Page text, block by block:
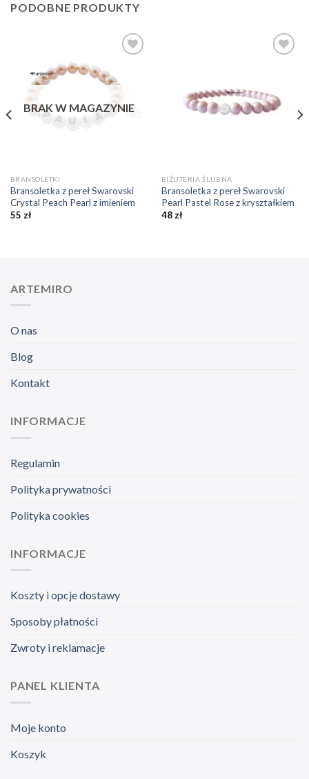
PODOBNE PRODUKTY
ulubionych
❤️
BRAK W MAGAZYNIE
BRANSOLETKI
Bransoletka z pereł Swarovski
Crystal Peach Pearl z imieniem
55 zł
BIŻUTERIA ŚLUBNA
Bransoletka z pereł Swarovski
Pearl Pastel Rose z kryształkiem
48 zł
ARTEMIRO
O nas
Blog
Kontakt
INFORMACJE
Regulamin
Polityka prywatności
Polityka cookies
INFORMACJE
Koszty i opcje dostawy
Sposoby płatności
Zwroty i reklamacje
PANEL KLIENTA
Moje konto
Koszyk